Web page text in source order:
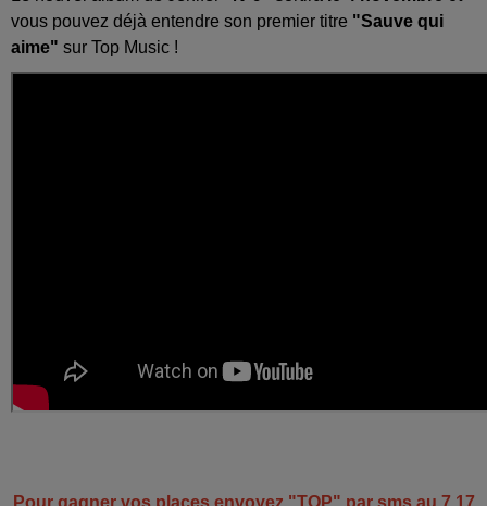
vous pouvez déjà entendre son premier titre "Sauve qui
aime" sur Top Music !